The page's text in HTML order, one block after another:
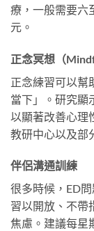
療，一般需要六
元。
正念冥想（
正念練習可以幫
當下」。研究顯
以顯著改善心理
教研中心以及部
伴侶溝通訓練
很多時候，ED
習以開放、不帶
焦慮。建議每星